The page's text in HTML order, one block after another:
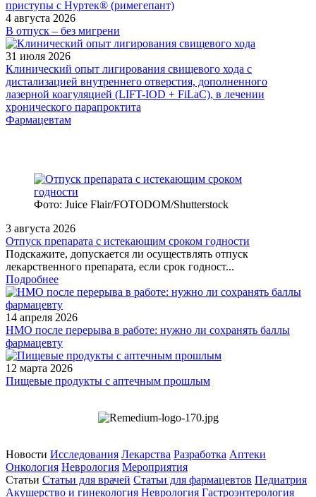
4 августа 2026
В отпуск – без мигрени
31 июля 2026
Клинический опыт лигирования свищевого хода с
дистализацией внутреннего отверстия, дополненного
лазерной коагуляцией (LIFT-IOD + FiLaC), в лечении
хронического парапроктита
Фармацевтам
Фото: Juice Flair/FOTODOM/Shutterstoсk
3 августа 2026
Отпуск препарата с истекающим сроком годности
Подскажите, допускается ли осуществлять отпуск
лекарственного препарата, если срок годност...
Подробнее
14 апреля 2026
НМО после перерыва в работе: нужно ли сохранять баллы
фармацевту
12 марта 2026
Пищевые продукты с аптечным прошлым
Новости Исследования Лекарства Разработка Аптеки
Онкология Неврология Мероприятия
Статьи Статьи для врачей Статьи для фармацевтов Педиатрия
Акушерство и гинекология Неврология Гастроэнтерология